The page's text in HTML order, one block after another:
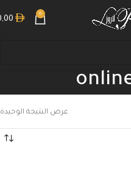
0
عرض النتيجة الوحيدة